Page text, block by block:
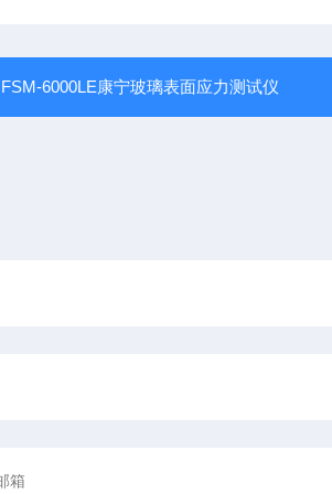
FSM-6000LE康宁玻璃表面应力测试仪